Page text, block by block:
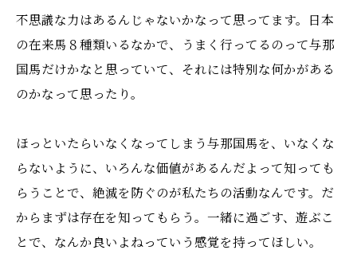
不思議な力はあるんじゃないかなって思ってます。日本
の在来馬８種類いるなかで、うまく行ってるのって与那
国馬だけかなと思っていて、それには特別な何かがある
のかなって思ったり。
ほっといたらいなくなってしまう与那国馬を、いなくな
らないように、いろんな価値があるんだよって知っても
らうことで、絶滅を防ぐのが私たちの活動なんです。だ
からまずは存在を知ってもらう。一緒に過ごす、遊ぶこ
とで、なんか良いよねっていう感覚を持ってほしい。